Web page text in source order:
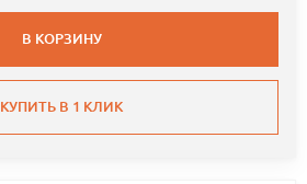
В КОРЗИНУ
КУПИТЬ В 1 КЛИК